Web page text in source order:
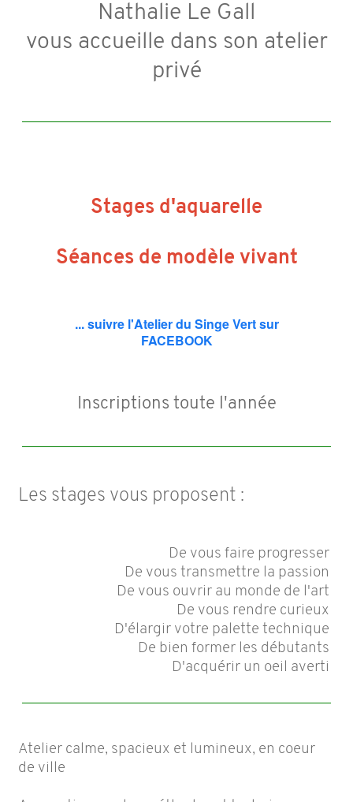
Nathalie Le Gall
vous accueille dans son atelier
privé
Stages d'aquarelle
Séances de modèle vivant
... suivre l'Atelier du Singe Vert sur
FACEBOOK
Inscriptions toute l'année
Les stages vous proposent :
De vous faire progresser
De vous transmettre la passion
De vous ouvrir au monde de l'art
De vous rendre curieux
D'élargir votre palette technique
De bien former les débutants
D'acquérir un oeil averti
Atelier calme, spacieux et lumineux, en coeur
de ville